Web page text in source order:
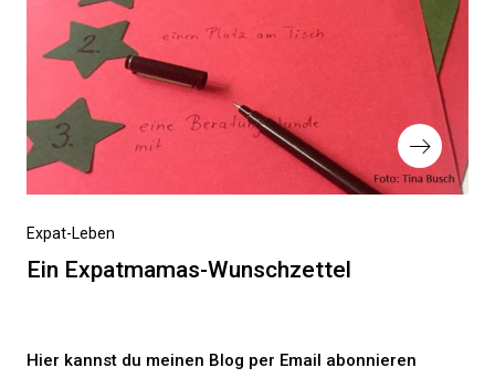
Nächster
Beitrag
Expat-Leben
Ein Expatmamas-Wunschzettel
Hier kannst du meinen Blog per Email abonnieren